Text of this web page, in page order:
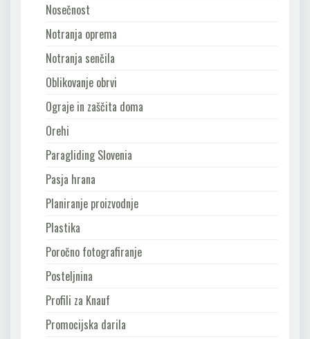
Nosečnost
Notranja oprema
Notranja senčila
Oblikovanje obrvi
Ograje in zaščita doma
Orehi
Paragliding Slovenia
Pasja hrana
Planiranje proizvodnje
Plastika
Poročno fotografiranje
Posteljnina
Profili za Knauf
Promocijska darila